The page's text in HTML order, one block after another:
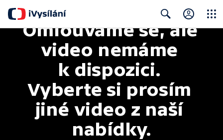
Search
Omlouváme se, ale
video nemáme
k dispozici.
Vyberte si prosím
jiné video z naší
nabídky.